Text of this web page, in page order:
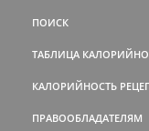
ПОИСК
ТАБЛИЦА
КАЛОРИЙНОСТЬ
ПРАВООБЛАДАТЕЛЯМ